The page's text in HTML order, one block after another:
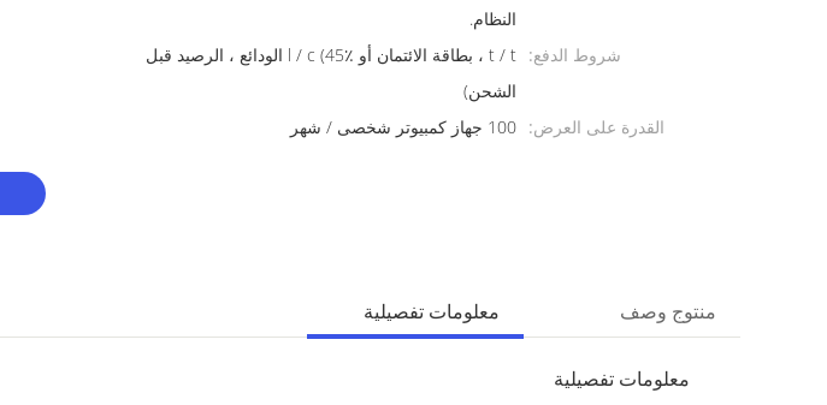
النظام.
شروط الدفع:
t / t ، بطاقة الائتمان أو l / c (45٪ الودائع ، الرصيد قبل
الشحن)
القدرة على العرض: 100 جهاز كمبيوتر شخصى / شهر
معلومات تفصيلية منتوج وصف
معلومات تفصيلية